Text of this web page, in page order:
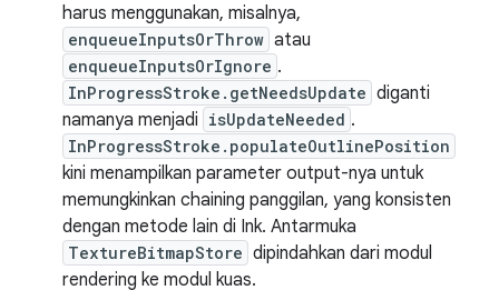
harus menggunakan, misalnya,
enqueueInputsOrThrow atau
enqueueInputsOrIgnore .
InProgressStroke.getNeedsUpdate diganti
namanya menjadi isUpdateNeeded .
InProgressStroke.populateOutlinePosition
kini menampilkan parameter output-nya untuk
memungkinkan chaining panggilan, yang konsisten
dengan metode lain di Ink. Antarmuka
TextureBitmapStore dipindahkan dari modul
rendering ke modul kuas.